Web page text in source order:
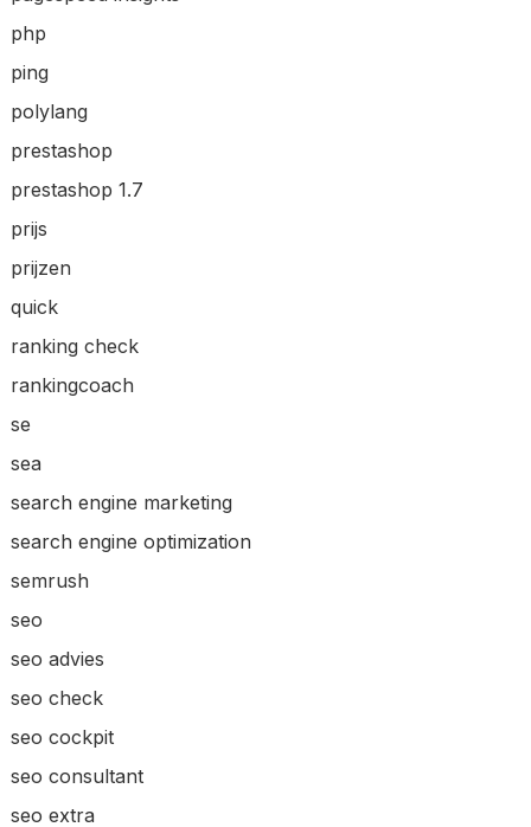
php
ping
polylang
prestashop
prestashop 1.7
prijs
prijzen
quick
ranking check
rankingcoach
se
sea
search engine marketing
search engine optimization
semrush
seo
seo advies
seo check
seo cockpit
seo consultant
seo extra